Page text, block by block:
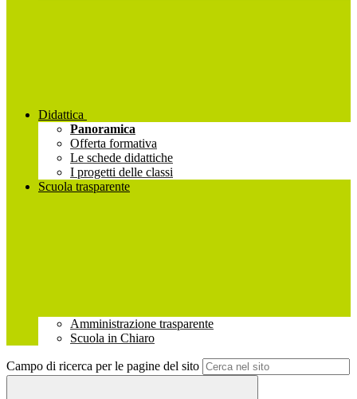
Didattica
Panoramica
Offerta formativa
Le schede didattiche
I progetti delle classi
Scuola trasparente
Amministrazione trasparente
Scuola in Chiaro
Campo di ricerca per le pagine del sito